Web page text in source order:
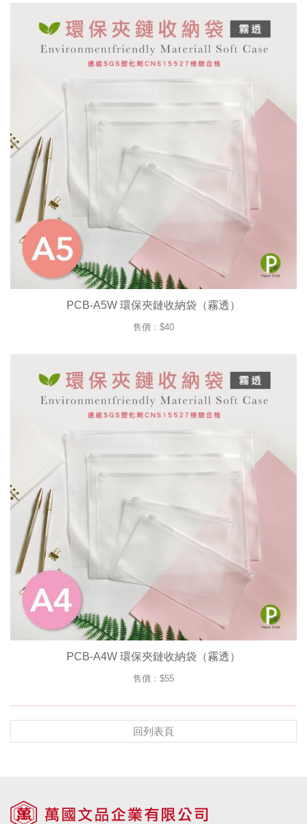
PCB-A5W 環保夾鏈收納袋（霧透）
售價：$40
PCB-A4W 環保夾鏈收納袋（霧透）
售價：$55
回列表頁